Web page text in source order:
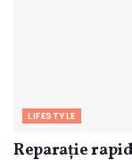
LIFESTYLE
Reparație